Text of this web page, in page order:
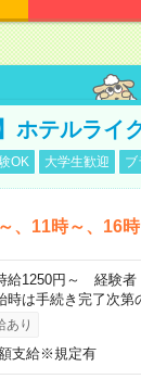
ホテルライ
OK 大学生歓迎 ブ
、11時～、16
給1250円～ 経験
は手続き完了次第
あり
支給※規定有